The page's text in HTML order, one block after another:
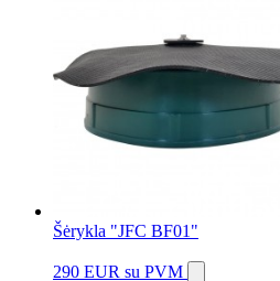
Šėrykla "JFC BF01"
290 EUR su PVM